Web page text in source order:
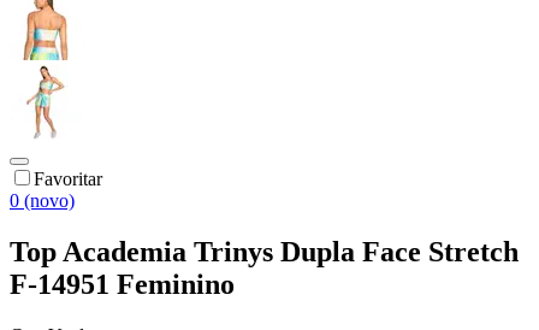
Favoritar
0 (novo)
Top Academia Trinys Dupla Face Stretch
F-14951 Feminino